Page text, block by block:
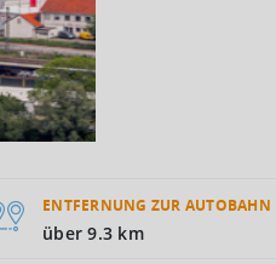
ENTFERNUNG ZUR AUTOBAHN
über 9.3 km